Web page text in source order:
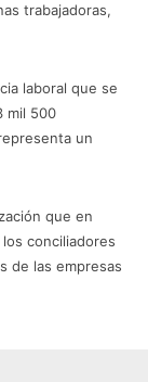
trabajadoras,
laboral que se
mil 500
un
que en
conciliadores
de las empresas